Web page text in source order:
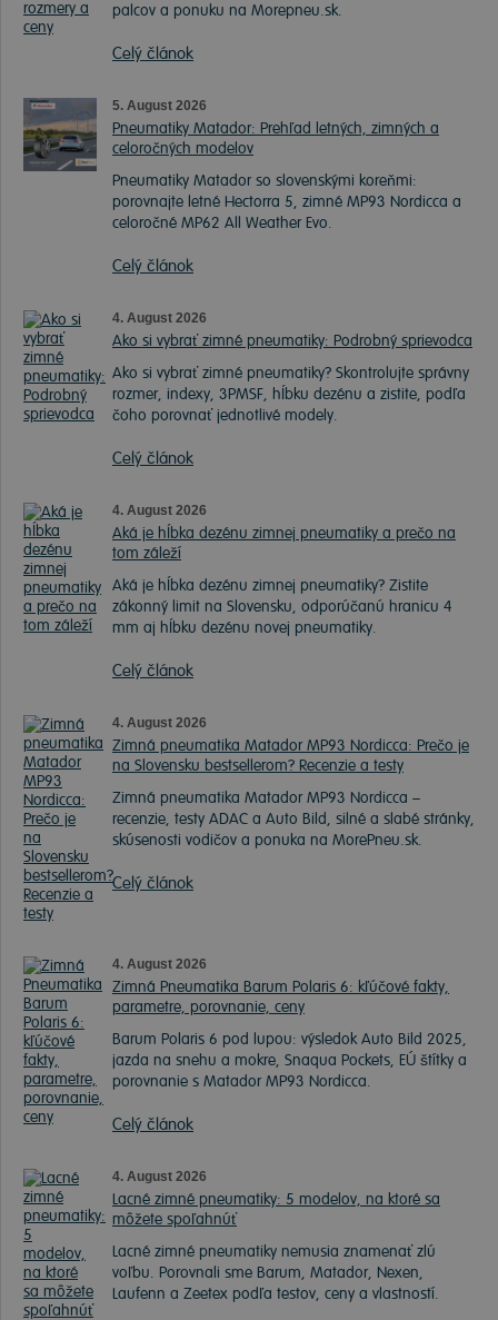
palcov a ponuku na Morepneu.sk.
Celý článok
5. August 2026
Pneumatiky Matador: Prehľad letných, zimných a
celoročných modelov
Pneumatiky Matador so slovenskými koreňmi:
porovnajte letné Hectorra 5, zimné MP93 Nordicca a
celoročné MP62 All Weather Evo.
Celý článok
4. August 2026
Ako si vybrať zimné pneumatiky: Podrobný sprievodca
Ako si vybrať zimné pneumatiky? Skontrolujte správny
rozmer, indexy, 3PMSF, hĺbku dezénu a zistite, podľa
čoho porovnať jednotlivé modely.
Celý článok
4. August 2026
Aká je hĺbka dezénu zimnej pneumatiky a prečo na
tom záleží
Aká je hĺbka dezénu zimnej pneumatiky? Zistite
zákonný limit na Slovensku, odporúčanú hranicu 4
mm aj hĺbku dezénu novej pneumatiky.
Celý článok
4. August 2026
Zimná pneumatika Matador MP93 Nordicca: Prečo je
na Slovensku bestsellerom? Recenzie a testy
Zimná pneumatika Matador MP93 Nordicca –
recenzie, testy ADAC a Auto Bild, silné a slabé stránky,
skúsenosti vodičov a ponuka na MorePneu.sk.
Celý článok
4. August 2026
Zimná Pneumatika Barum Polaris 6: kľúčové fakty,
parametre, porovnanie, ceny
Barum Polaris 6 pod lupou: výsledok Auto Bild 2025,
jazda na snehu a mokre, Snaqua Pockets, EÚ štítky a
porovnanie s Matador MP93 Nordicca.
Celý článok
4. August 2026
Lacné zimné pneumatiky: 5 modelov, na ktoré sa
môžete spoľahnúť
Lacné zimné pneumatiky nemusia znamenať zlú
voľbu. Porovnali sme Barum, Matador, Nexen,
Laufenn a Zeetex podľa testov, ceny a vlastností.